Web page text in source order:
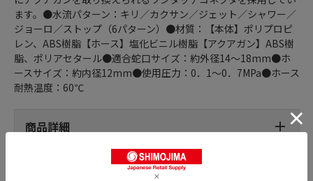
ます。●水流パターン：キリ／カクサン／ジェット／シャワー／
ジョーロ／ストップ（6パターン）●材質：【本体】ポリプロピ
レン、ABS樹脂【ホース】塩化ビニル樹脂【アクアガン】ABS樹
脂、ポリアセタール●適合蛇口サイズ：約外径14～18mm●ホ
ースサイズ：約内径12mm●使用圧力：0．1～0．7MPa●ホース
耐熱温度：60℃
商品詳細